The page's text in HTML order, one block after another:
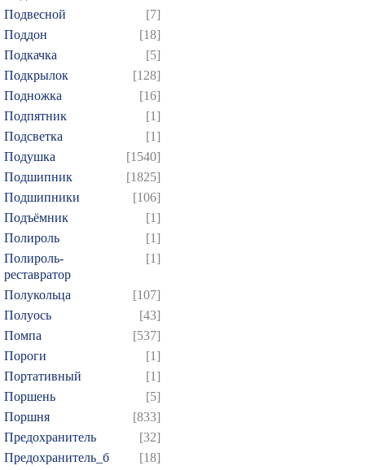
Подвесной
[7]
Поддон
[18]
Подкачка
[5]
Подкрылок
[128]
Подножка
[16]
Подпятник
[1]
Подсветка
[1]
Подушка
[1540]
Подшипник
[1825]
Подшипники
[106]
Подъёмник
[1]
Полироль
[1]
Полироль-
реставратор
[1]
Полукольца
[107]
Полуось
[43]
Помпа
[537]
Пороги
[1]
Портативный
[1]
Поршень
[5]
Поршня
[833]
Предохранитель
[32]
Предохранитель_б
[18]